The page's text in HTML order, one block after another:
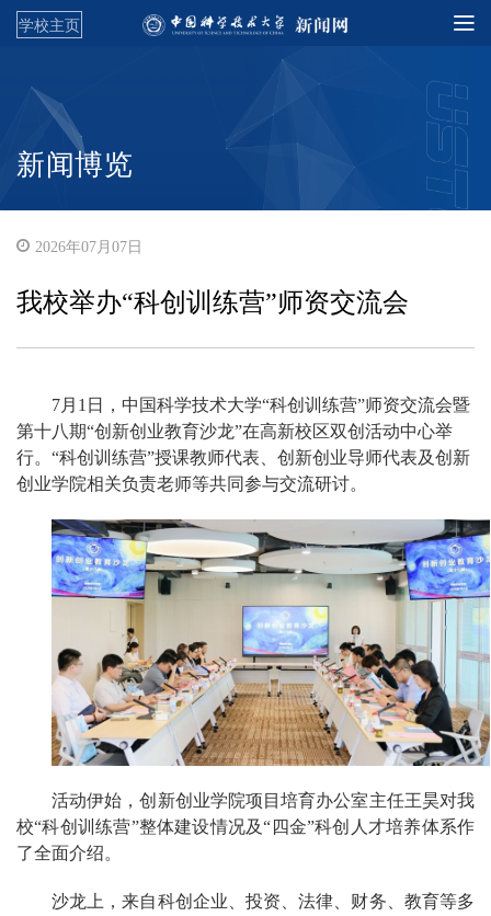
学校主页
新闻博览
2026年07月07日
我校举办“科创训练营”师资交流会
7月1日，中国科学技术大学“科创训练营”师资交流会暨
第十八期“创新创业教育沙龙”在高新校区双创活动中心举
行。“科创训练营”授课教师代表、创新创业导师代表及创新
创业学院相关负责老师等共同参与交流研讨。
活动伊始，创新创业学院项目培育办公室主任王昊对我
校“科创训练营”整体建设情况及“四金”科创人才培养体系作
了全面介绍。
沙龙上，来自科创企业、投资、法律、财务、教育等多